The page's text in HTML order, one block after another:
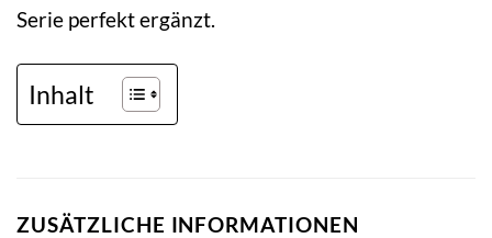
Serie perfekt ergänzt.
Inhalt
ZUSÄTZLICHE INFORMATIONEN